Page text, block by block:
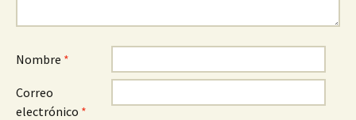
Nombre *
Correo
electrónico *